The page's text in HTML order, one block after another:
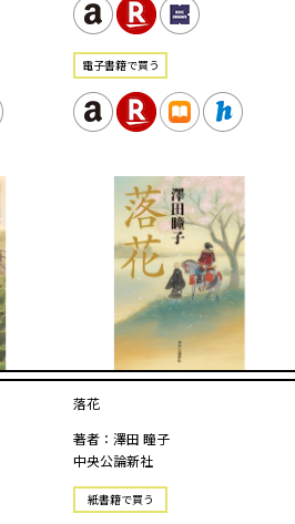
電⼦書籍で買う
落花
著者：澤田 瞳子
中央公論新社
紙書籍で買う